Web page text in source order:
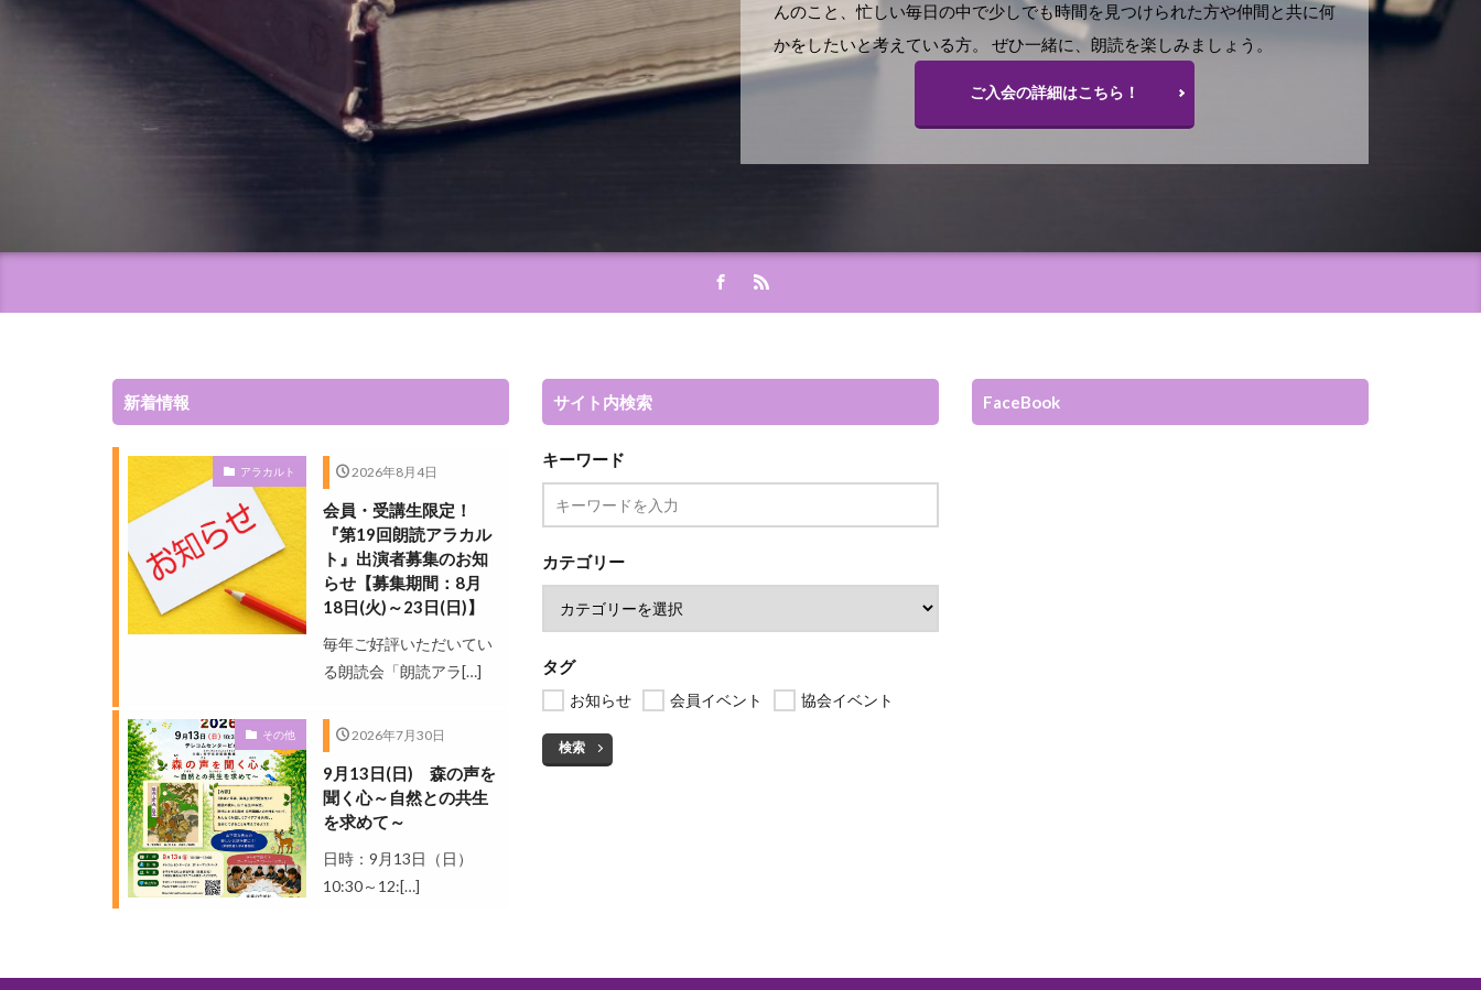
んのこと、忙しい毎日の中で少しでも時間を見つけられた方や仲間と共に何
かをしたいと考えている方。 ぜひ一緒に、朗読を楽しみましょう。
ご入会の詳細はこちら！
新着情報
アラカルト 2026年8月4日
会員・受講生限定！
『第19回朗読アラカル
ト』出演者募集のお知
らせ【募集期間：8月
18日(火)～23日(日)】
毎年ご好評いただいてい
る朗読会「朗読アラ[…]
その他 2026年7月30日
9月13日(日) 森の声を
聞く心～自然との共生
を求めて～
日時：9月13日（日）
10:30～12:[…]
サイト内検索
キーワード
カテゴリー
タグ
お知らせ 会員イベント 協会イベント
検索
FaceBook